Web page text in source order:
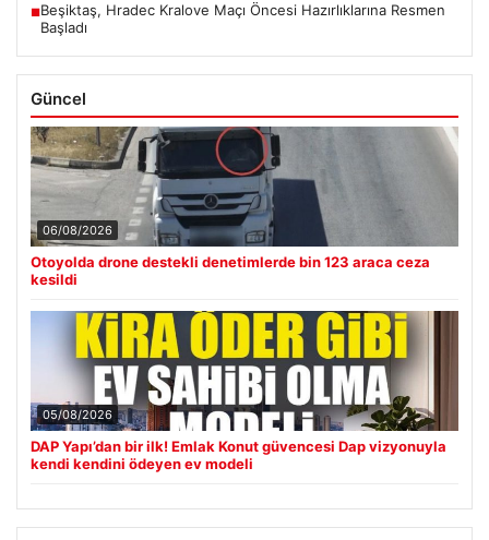
■Beşiktaş, Hradec Kralove Maçı Öncesi Hazırlıklarına Resmen
Başladı
Güncel
06/08/2026
Otoyolda drone destekli denetimlerde bin 123 araca ceza
kesildi
05/08/2026
DAP Yapı’dan bir ilk! Emlak Konut güvencesi Dap vizyonuyla
kendi kendini ödeyen ev modeli